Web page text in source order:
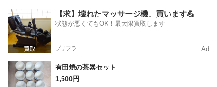
東京 板橋区 本蓮沼駅 食器 グラス
【求】壊れたマッサージ機、買います💪
状態が悪くてもOK！最大限買取します
プリフラ Ad
有田焼の茶器セット
1,500円